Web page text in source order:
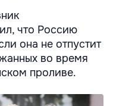
что Россию
она не отпустит
во время
проливе.